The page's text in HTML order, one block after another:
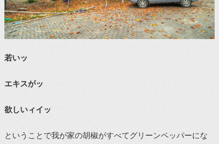
若いッ
エキスがッ
欲しいィイッ
ということで我が家の胡椒がすべてグリーンペッパーにな